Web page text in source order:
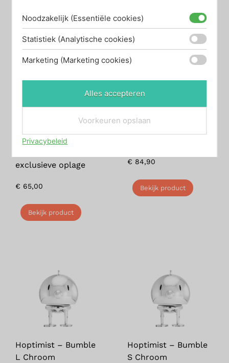
Heidibox Lammetje |
exclusieve oplage
€ 65,00
Bekijk product
€ 84,90
Bekijk product
Hoptimist – Bumble
L Chroom
Hoptimist – Bumble
S Chroom
Noodzakelijk (Essentiële cookies)
Statistiek (Analytische cookies)
Marketing (Marketing cookies)
Alles accepteren
Voorkeuren opslaan
Privacybeleid